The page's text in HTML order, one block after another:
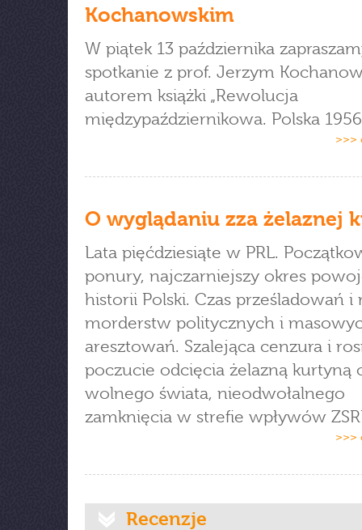
Kochanowskim
W piątek 13 października
spotkanie z prof. Jerzym
autorem książki „Rewolucja
międzypaździernikowa. Polska
>>>
O wyglądaniu zza żelaznej
Lata pięćdziesiąte w PRL.
ponury, najczarniejszy okres
historii Polski. Czas prześladowań i
morderstw politycznych i
aresztowań. Szalejąca cenzura i
poczucie odcięcia żelazną kurtyną
wolnego świata, nieodwołalnego
zamknięcia w strefie wpływów
>>>
Recenzje